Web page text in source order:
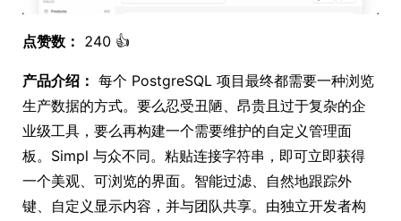
点赞数： 240 👍
产品介绍： 每个 PostgreSQL 项目最终都需要一种浏览
生产数据的方式。要么忍受丑陋、昂贵且过于复杂的企
业级工具，要么再构建一个需要维护的自定义管理面
板。Simpl 与众不同。粘贴连接字符串，即可立即获得
一个美观、可浏览的界面。智能过滤、自然地跟踪外
键、自定义显示内容，并与团队共享。由独立开发者构